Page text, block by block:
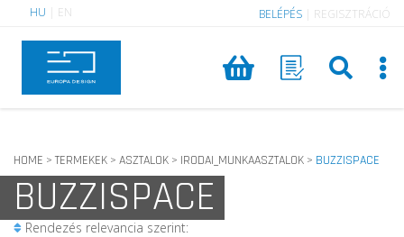
HU EN BELÉPÉS REGISZTRÁCIÓ
HOME > TERMEKEK > ASZTALOK > IRODAI_MUNKAASZTALOK > BUZZISPACE
BUZZISPACE
Rendezés relevancia szerint: